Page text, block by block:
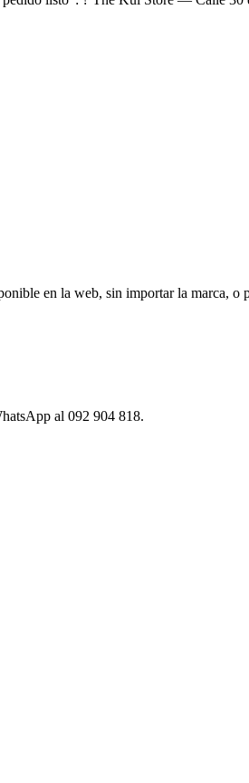
en la web, sin importar la marca, o
al 092 904 818.